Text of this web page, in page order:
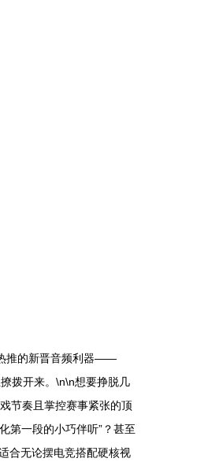
推的新晋音频利器——
拨开来。\n\n想要挣脱几
节奏且掌控赛事紧张的顶
第一段的小巧伴听”？甚至
合无论摆电竞搭配硬核视